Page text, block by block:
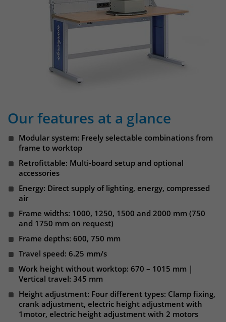
Our features at a glance
Modular system: Freely selectable combinations from
frame to worktop
Retrofittable: Multi-board setup and optional
accessories
Energy: Direct supply of lighting, energy, compressed
air
Frame widths: 1000, 1250, 1500 and 2000 mm (750
and 1750 mm on request)
Frame depths: 600, 750 mm
Travel speed: 6.25 mm/s
Work height without worktop: 670 – 1015 mm |
Vertical travel: 345 mm
Height adjustment: Four different types: Clamp fixing,
crank adjustment, electric height adjustment with
1motor, electric height adjustment with 2 motors
TYPO3
Enthält die gewählten Tracking-Optin-
Einstellungen.
Websitebesucher für die Dauer des
Besuchs der Webseite zu identifizieren.
Anbieter
Zweck
Das Cookie wird von Matomo installiert.
Das Cookie wird verwendet, um
Besucher-, Sitzungs- und
Kampagnendaten zu berechnen und
die Nutzung der Website für den
Analysebericht der Website zu
Informationen anonym und weisen
um eindeutige Besucher zu
identifizieren. Die Daten werde lokal
auf unserem Server gespeichert und
unzugänglich.
Name _pk_ref
Anbieter Matomo